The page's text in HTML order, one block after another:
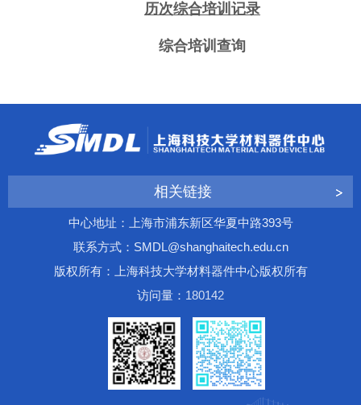
历次综合培训记录
综合培训查询
相关链接
中心地址：上海市浦东新区华夏中路393号
联系方式：SMDL@shanghaitech.edu.cn
版权所有：上海科技大学材料器件中心版权所有
访问量： 180142